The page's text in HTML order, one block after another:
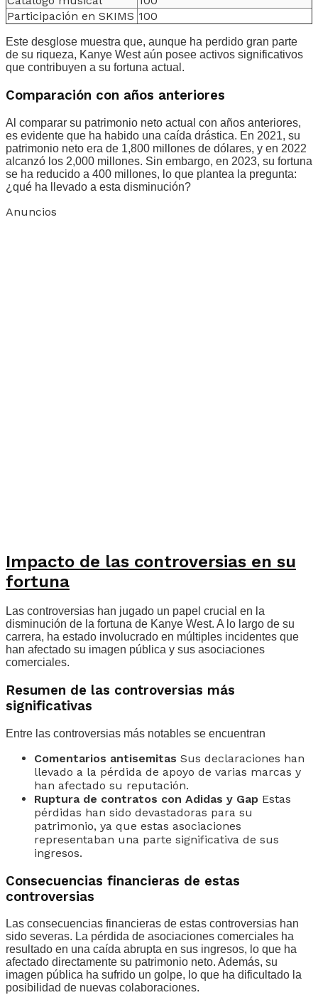
Participación en SKIMS 100
Este desglose muestra que, aunque ha perdido gran parte
de su riqueza, Kanye West aún posee activos significativos
que contribuyen a su fortuna actual.
Comparación con años anteriores
Al comparar su patrimonio neto actual con años anteriores,
es evidente que ha habido una caída drástica. En 2021, su
patrimonio neto era de 1,800 millones de dólares, y en 2022
alcanzó los 2,000 millones. Sin embargo, en 2023, su fortuna
se ha reducido a 400 millones, lo que plantea la pregunta:
¿qué ha llevado a esta disminución?
Anuncios
Impacto de las controversias en su
fortuna
Las controversias han jugado un papel crucial en la
disminución de la fortuna de Kanye West. A lo largo de su
carrera, ha estado involucrado en múltiples incidentes que
han afectado su imagen pública y sus asociaciones
comerciales.
Resumen de las controversias más
significativas
Entre las controversias más notables se encuentran
Comentarios antisemitas Sus declaraciones han
llevado a la pérdida de apoyo de varias marcas y
han afectado su reputación.
Ruptura de contratos con Adidas y Gap Estas
pérdidas han sido devastadoras para su
patrimonio, ya que estas asociaciones
representaban una parte significativa de sus
ingresos.
Consecuencias financieras de estas
controversias
Las consecuencias financieras de estas controversias han
sido severas. La pérdida de asociaciones comerciales ha
resultado en una caída abrupta en sus ingresos, lo que ha
afectado directamente su patrimonio neto. Además, su
imagen pública ha sufrido un golpe, lo que ha dificultado la
posibilidad de nuevas colaboraciones.